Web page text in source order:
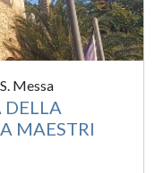
Messa
DELLA
MAESTRI